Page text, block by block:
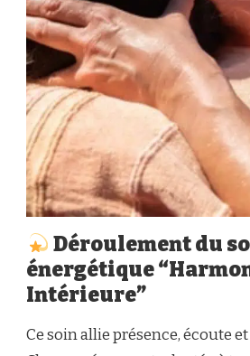
Déroulement du
énergétique
Intérieure”
Ce soin allie présence, écoute
Inscription Ta bulle
Mes newsletters dans vos
partager des mini seance
énergies positives, des
sereines, les nouveautés des
Bonheur.